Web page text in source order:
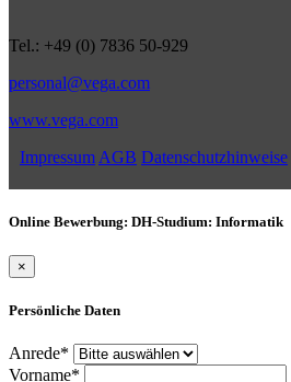
Tel.: +49 (0) 7836 50-929
personal@vega.com
www.vega.com
Impressum AGB Datenschutzhinweise
Online Bewerbung: DH-Studium: Informatik
×
Persönliche Daten
Anrede*
Vorname*